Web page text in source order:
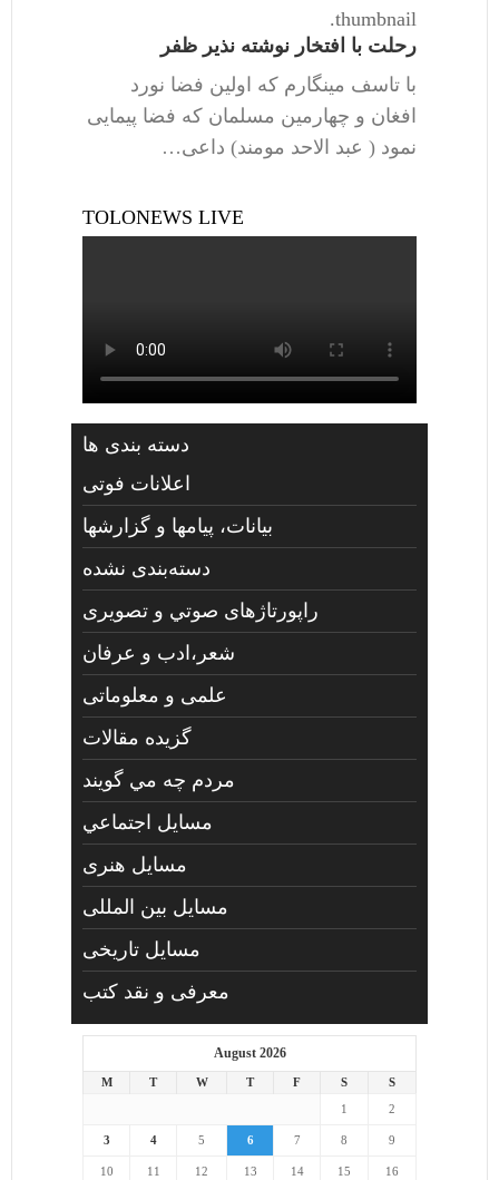
thumbnail.
رحلت با افتخار نوشته نذیر ظفر
با تاسف مینگارم که اولین فضا نورد
افغان و چهارمین مسلمان که فضا پیمایی
نمود ( عبد الاحد مومند) داعی…
TOLONEWS LIVE
دسته بندی ها
اعلانات فوتی
بیانات، پیامها و گزارشها
دسته‌بندی نشده
راپورتاژهای صوتي و تصويری
شعر،ادب و عرفان
علمی و معلوماتی
گزیده مقالات
مردم چه مي گويند
مسايل اجتماعي
مسايل هنری
مسایل بین المللی
مسایل تاریخی
معرفی و نقد کتب
August 2026
M T W T F S
S
1
2
3 4 5 6 7 8 9
10 11 12 13 14 15 16